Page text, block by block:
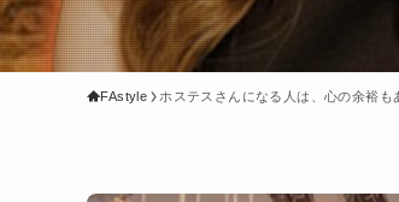
FAstyle ホステスさんになる人は、心の余裕